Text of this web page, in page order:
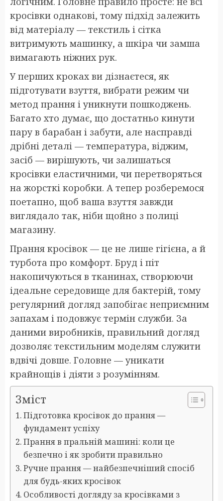
кросівки однакові, тому підхід залежить
від матеріалу — текстиль і сітка
витримують машинку, а шкіра чи замша
вимагають ніжних рук.
У перших кроках ви дізнаєтеся, як
підготувати взуття, вибрати режим чи
метод прання і уникнути пошкоджень.
Багато хто думає, що достатньо кинути
пару в барабан і забути, але насправді
дрібні деталі — температура, віджим,
засіб — вирішують, чи залишаться
кросівки еластичними, чи перетворяться
на жорсткі коробки. А тепер розберемося
поетапно, щоб ваша взуття завжди
виглядало так, ніби щойно з полиці
магазину.
Прання кросівок — це не лише гігієна, а й
турбота про комфорт. Бруд і піт
накопичуються в тканинах, створюючи
ідеальне середовище для бактерій, тому
регулярний догляд запобігає неприємним
запахам і подовжує термін служби. За
даними виробників, правильний догляд
дозволяє текстильним моделям служити
вдвічі довше. Головне — уникати
крайнощів і діяти з розумінням.
Зміст
Підготовка кросівок до прання —
фундамент успіху
Прання в пральній машині: коли це
безпечно і як зробити правильно
Ручне прання — найбезпечніший спосіб
для будь-яких кросівок
Особливості догляду за кросівками з